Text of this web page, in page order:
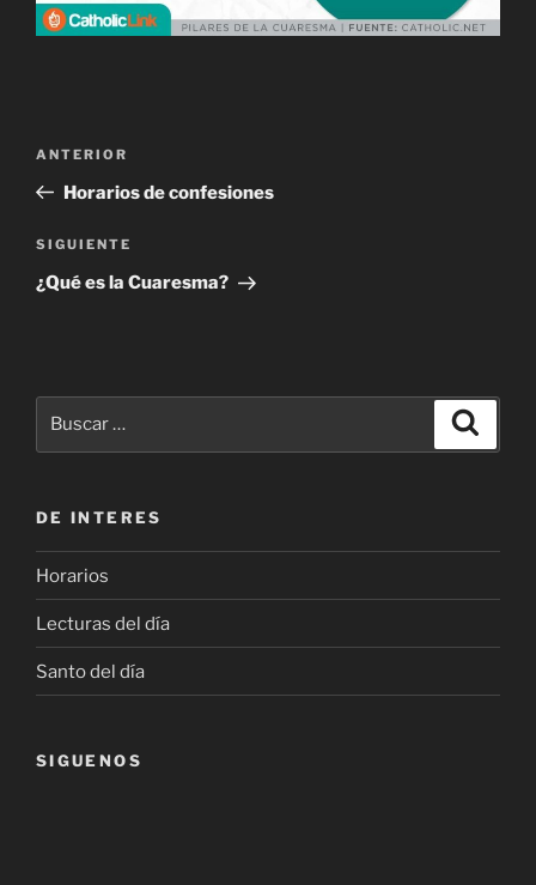
entradas
Entrada
anterior:
ANTERIOR
Horarios de confesiones
Siguiente
entrada
SIGUIENTE
¿Qué es la Cuaresma?
DE INTERES
Horarios
Lecturas del día
Santo del día
SIGUENOS